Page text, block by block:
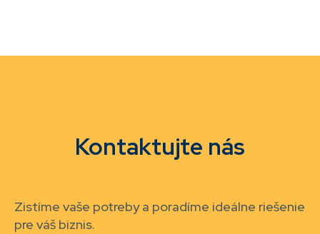
Kontaktujte nás
Zistíme vaše potreby a poradíme ideálne riešenie
pre váš biznis.